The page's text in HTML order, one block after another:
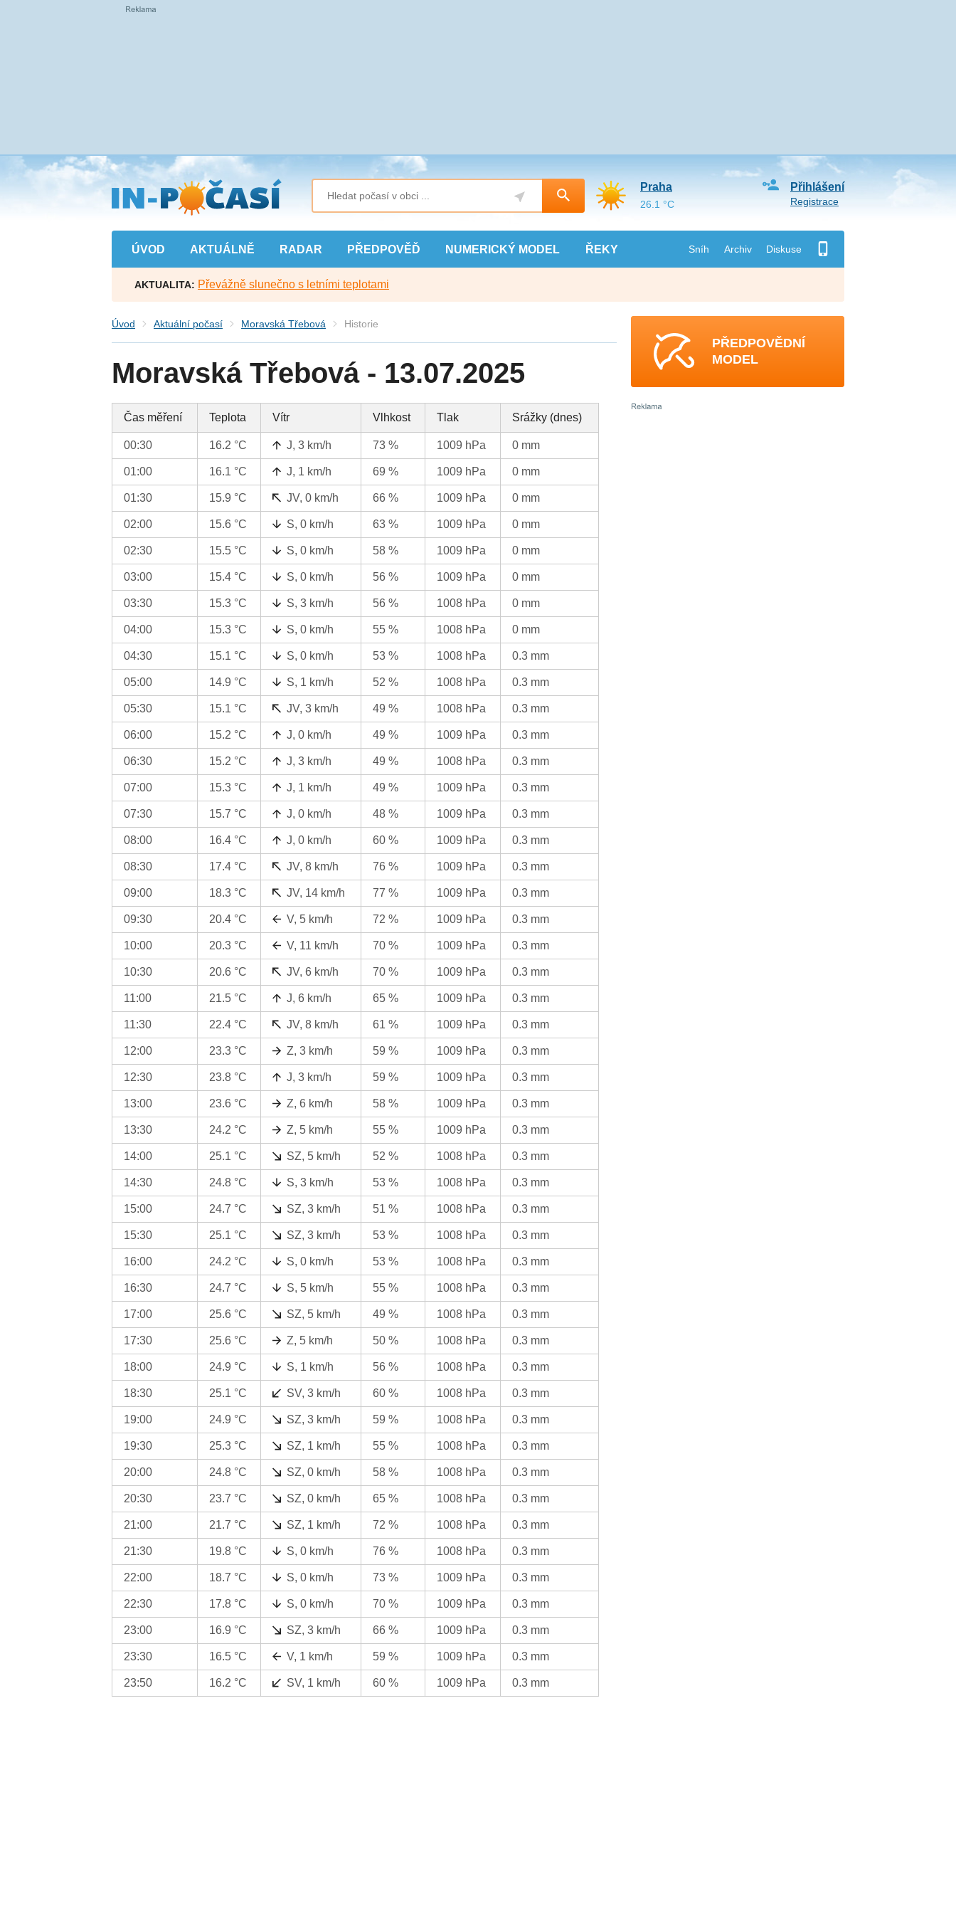
Přejít
na
hlavní
obsah
ÚVOD AKTUÁLNĚ RADAR PŘEDPOVĚĎ NUMERICKÝ MODEL ŘEKY Sníh Archiv Diskuse
Přihlášení
Registrace
Praha
26.1 °C
AKTUALITA: Převážně slunečno s letními teplotami
Úvod Aktuální počasí Moravská Třebová Historie
Moravská Třebová - 13.07.2025
Čas měření Teplota Vítr Vlhkost Tlak Srážky (dnes)
00:30 16.2 °C J, 3 km/h 73 % 1009 hPa 0 mm
01:00 16.1 °C J, 1 km/h 69 % 1009 hPa 0 mm
01:30 15.9 °C JV, 0 km/h 66 % 1009 hPa 0 mm
02:00 15.6 °C S, 0 km/h 63 % 1009 hPa 0 mm
02:30 15.5 °C S, 0 km/h 58 % 1009 hPa 0 mm
03:00 15.4 °C S, 0 km/h 56 % 1009 hPa 0 mm
03:30 15.3 °C S, 3 km/h 56 % 1008 hPa 0 mm
04:00 15.3 °C S, 0 km/h 55 % 1008 hPa 0 mm
04:30 15.1 °C S, 0 km/h 53 % 1008 hPa 0.3 mm
05:00 14.9 °C S, 1 km/h 52 % 1008 hPa 0.3 mm
05:30 15.1 °C JV, 3 km/h 49 % 1008 hPa 0.3 mm
06:00 15.2 °C J, 0 km/h 49 % 1009 hPa 0.3 mm
06:30 15.2 °C J, 3 km/h 49 % 1008 hPa 0.3 mm
07:00 15.3 °C J, 1 km/h 49 % 1009 hPa 0.3 mm
07:30 15.7 °C J, 0 km/h 48 % 1009 hPa 0.3 mm
08:00 16.4 °C J, 0 km/h 60 % 1009 hPa 0.3 mm
08:30 17.4 °C JV, 8 km/h 76 % 1009 hPa 0.3 mm
09:00 18.3 °C JV, 14 km/h 77 % 1009 hPa 0.3 mm
09:30 20.4 °C V, 5 km/h 72 % 1009 hPa 0.3 mm
10:00 20.3 °C V, 11 km/h 70 % 1009 hPa 0.3 mm
10:30 20.6 °C JV, 6 km/h 70 % 1009 hPa 0.3 mm
11:00 21.5 °C J, 6 km/h 65 % 1009 hPa 0.3 mm
11:30 22.4 °C JV, 8 km/h 61 % 1009 hPa 0.3 mm
12:00 23.3 °C Z, 3 km/h 59 % 1009 hPa 0.3 mm
12:30 23.8 °C J, 3 km/h 59 % 1009 hPa 0.3 mm
13:00 23.6 °C Z, 6 km/h 58 % 1009 hPa 0.3 mm
13:30 24.2 °C Z, 5 km/h 55 % 1009 hPa 0.3 mm
14:00 25.1 °C SZ, 5 km/h 52 % 1008 hPa 0.3 mm
14:30 24.8 °C S, 3 km/h 53 % 1008 hPa 0.3 mm
15:00 24.7 °C SZ, 3 km/h 51 % 1008 hPa 0.3 mm
15:30 25.1 °C SZ, 3 km/h 53 % 1008 hPa 0.3 mm
16:00 24.2 °C S, 0 km/h 53 % 1008 hPa 0.3 mm
16:30 24.7 °C S, 5 km/h 55 % 1008 hPa 0.3 mm
17:00 25.6 °C SZ, 5 km/h 49 % 1008 hPa 0.3 mm
17:30 25.6 °C Z, 5 km/h 50 % 1008 hPa 0.3 mm
18:00 24.9 °C S, 1 km/h 56 % 1008 hPa 0.3 mm
18:30 25.1 °C SV, 3 km/h 60 % 1008 hPa 0.3 mm
19:00 24.9 °C SZ, 3 km/h 59 % 1008 hPa 0.3 mm
19:30 25.3 °C SZ, 1 km/h 55 % 1008 hPa 0.3 mm
20:00 24.8 °C SZ, 0 km/h 58 % 1008 hPa 0.3 mm
20:30 23.7 °C SZ, 0 km/h 65 % 1008 hPa 0.3 mm
21:00 21.7 °C SZ, 1 km/h 72 % 1008 hPa 0.3 mm
21:30 19.8 °C S, 0 km/h 76 % 1008 hPa 0.3 mm
22:00 18.7 °C S, 0 km/h 73 % 1009 hPa 0.3 mm
22:30 17.8 °C S, 0 km/h 70 % 1009 hPa 0.3 mm
23:00 16.9 °C SZ, 3 km/h 66 % 1009 hPa 0.3 mm
23:30 16.5 °C V, 1 km/h 59 % 1009 hPa 0.3 mm
23:50 16.2 °C SV, 1 km/h 60 % 1009 hPa 0.3 mm
PŘEDPOVĚDNÍ
MODEL